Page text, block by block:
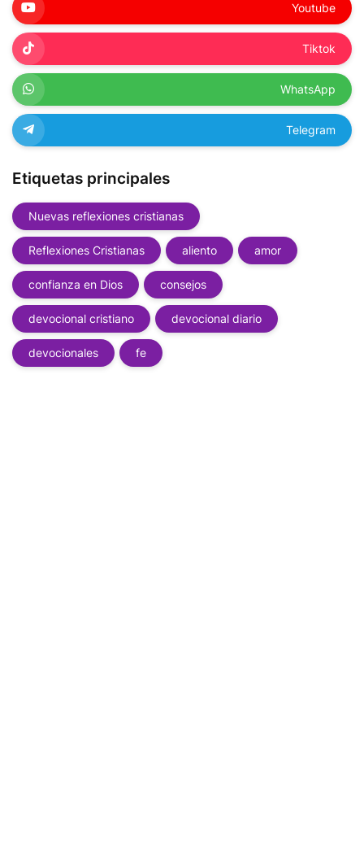
Youtube
Tiktok
WhatsApp
Telegram
Etiquetas principales
Nuevas reflexiones cristianas
Reflexiones Cristianas aliento amor
confianza en Dios consejos
devocional cristiano devocional diario
devocionales fe